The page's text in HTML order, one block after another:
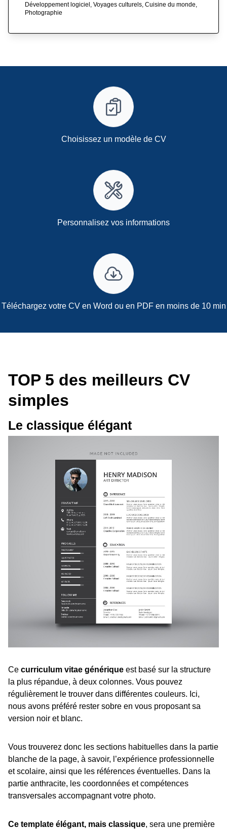
Développement logiciel, Voyages culturels, Cuisine du monde,
Photographie
Choisissez un modèle de CV
Personnalisez vos informations
Téléchargez votre CV en Word ou en PDF en moins de 10 min
TOP 5 des meilleurs CV
simples
Le classique élégant
Ce curriculum vitae générique est basé sur la structure
la plus répandue, à deux colonnes. Vous pouvez
régulièrement le trouver dans différentes couleurs. Ici,
nous avons préféré rester sobre en vous proposant sa
version noir et blanc.
Vous trouverez donc les sections habituelles dans la partie
blanche de la page, à savoir, l’expérience professionnelle
et scolaire, ainsi que les références éventuelles. Dans la
partie anthracite, les coordonnées et compétences
transversales accompagnant votre photo.
Ce template élégant, mais classique, sera une première